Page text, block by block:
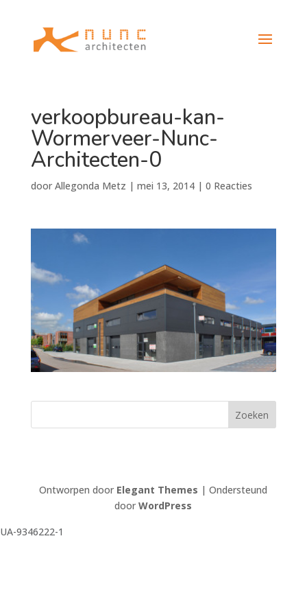
verkoopbureau-kan-
Wormerveer-Nunc-
Architecten-0
door Allegonda Metz | mei 13, 2014| 0 Reacties
Ontworpen door Elegant Themes | Ondersteund
doorWordPress
UA-9346222-1